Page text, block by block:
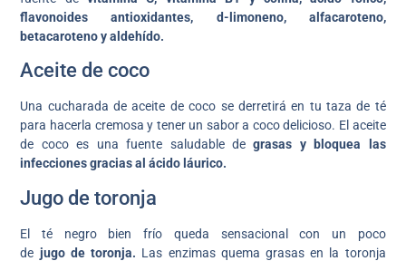
flavonoides antioxidantes, d-limoneno, alfacaroteno,
betacaroteno y aldehído.
Aceite de coco
Una cucharada de aceite de coco se derretirá en tu taza de té
para hacerla cremosa y tener un sabor a coco delicioso. El aceite
de coco es una fuente saludable degrasas y bloquea las
infecciones gracias al ácido láurico.
Jugo de toronja
El té negro bien frío queda sensacional con un poco
de jugo de toronja. Las enzimas quema grasas en la toronja